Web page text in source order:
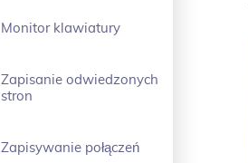
Monitor klawiatury
Zapisanie odwiedzonych
stron
Zapisywanie połączeń